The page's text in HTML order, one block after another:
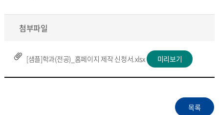
첨부파일
[샘플]학과(전공)_홈페이지 제작 신청서.xlsx 미리보기